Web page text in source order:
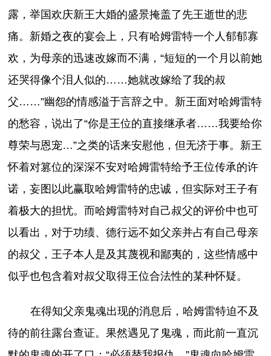
露，举国欢庆新王大婚的盛景掩盖了先王逝世的悲
痛。新婚之夜的宴会上，只有哈姆雷特一个人郁郁寡
欢，为母亲的迅速改嫁而不满，“短短的一个月以前她
还哭得像个泪人似的……她就改嫁给了我的叔
父……”幽怨的情感溢于言辞之中。新王面对哈姆雷特
的愁容，说出了“你是王位的直接继承者……我要给你
尊荣与恩宠…”之类的话来安慰他，但无济于事。新王
怀着对篡位的深深不安对哈姆雷特给予王位传承的许
诺，妄图以此赢取哈姆雷特的忠诚，但实际对王子有
着极大的担忧。而哈姆雷特对自己叔父的评价中也可
以看出，对于功绩、德行远不如父亲并占有自己母亲
的叔父，王子本人是及其蔑视和鄙夷的，这些情感中
似乎也包含着对叔父取得王位合法性的某种怀疑。
在得知父亲鬼魂出现的消息后，哈姆雷特迫不及
待的前往露台查证。果然遇见了鬼魂，而此前一直沉